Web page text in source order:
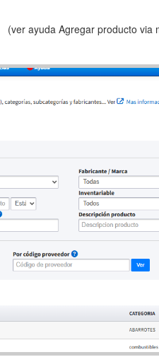
(ver ayuda Agregar producto via